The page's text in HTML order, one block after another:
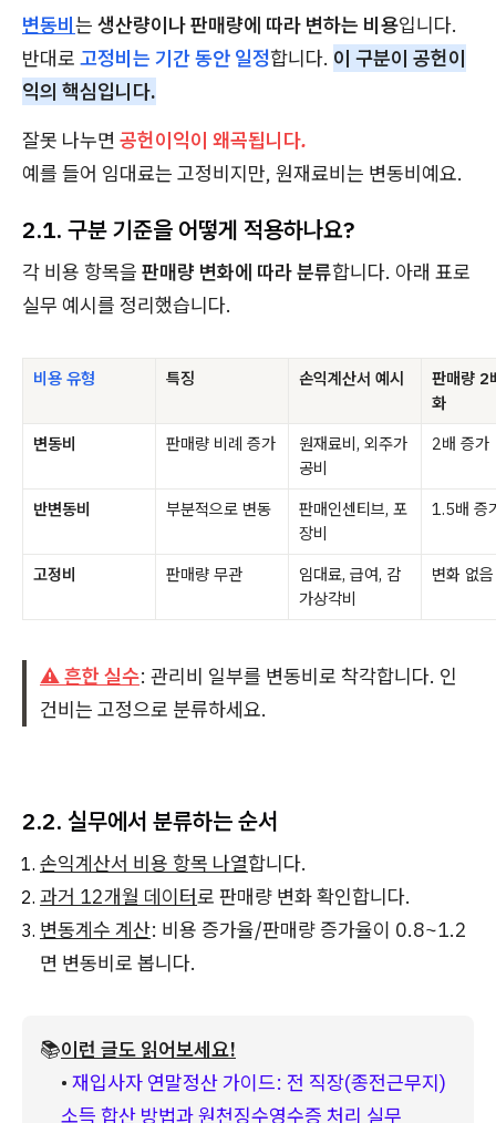
변동비는 생산량이나 판매량에 따라 변하는 비용입니다.
반대로 고정비는 기간 동안 일정합니다. 이 구분이 공헌이
익의 핵심입니다.
잘못 나누면 공헌이익이 왜곡됩니다.
예를 들어 임대료는 고정비지만, 원재료비는 변동비예요.
2.1. 구분 기준을 어떻게 적용하나요?
각 비용 항목을 판매량 변화에 따라 분류합니다. 아래 표로
실무 예시를 정리했습니다.
비용 유형 특징 손익계산서 예시
판매량 2
화
변동비
판매량 비례 증가
원재료비, 외주가
공비
2배 증가
반변동비 부분적으로 변동
판매인센티브, 포
장비
1.5배 증
고정비 판매량 무관
임대료, 급여, 감
가상각비
변화 없음
⚠️ 흔한 실수: 관리비 일부를 변동비로 착각합니다. 인
건비는 고정으로 분류하세요.
2.2. 실무에서 분류하는 순서
손익계산서 비용 항목 나열합니다.
과거 12개월 데이터로 판매량 변화 확인합니다.
변동계수 계산: 비용 증가율/판매량 증가율이 0.8~1.2
면 변동비로 봅니다.
📚이런 글도 읽어보세요!
• 재입사자 연말정산 가이드: 전 직장(종전근무지)
소득 합산 방법과 원천징수영수증 처리 실무